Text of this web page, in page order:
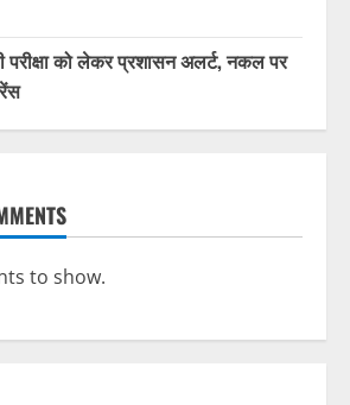
को लेकर प्रशासन अलर्ट, नकल पर
to show.